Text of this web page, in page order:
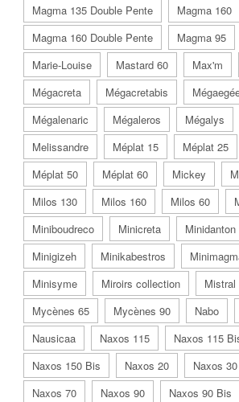
Magma 135 Double Pente
Magma 160
Magma 160 Double Pente
Magma 95
Marie-Louise
Mastard 60 Max'm
Mégacreta
Mégacretabis
Mégalenaric
Mégaleros Mégalys
Melissandre
Méplat 15 Méplat 25
Méplat 50
Méplat 60 Mickey
Milos 130
Milos 160 Milos 60
Miniboudreco
Minicreta Minidanton
Minigizeh
Minikabestros
Minisyme
Miroirs collection Mistral
Mycènes 65
Mycènes 90 Nabo
Nausicaa
Naxos 115 Naxos 115
Naxos 150 Bis
Naxos 20 Naxos 30
Naxos 70
Naxos 90 Naxos 90 Bis